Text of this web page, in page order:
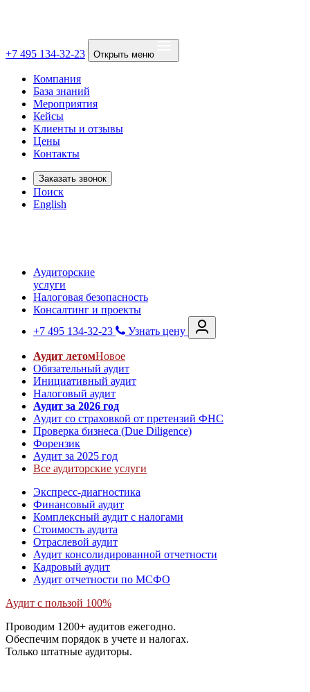
+7 495 134-32-23 Открыть меню
Компания
База знаний
Мероприятия
Кейсы
Клиенты и отзывы
Цены
Контакты
Заказать звонок
Поиск
English
Аудиторские
услуги
Налоговая безопасность
Консалтинг и проекты
+7 495 134-32-23
Узнать цену
Аудит летомНовое
Обязательный аудит
Инициативный аудит
Налоговый аудит
Аудит за 2026 год
Аудит со страховкой от претензий ФНС
Проверка бизнеса (Due Diligence)
Форензик
Аудит за 2025 год
Все аудиторские услуги
Экспресс-диагностика
Финансовый аудит
Комплексный аудит с налогами
Стоимость аудита
Отраслевой аудит
Аудит консолидированной отчетности
Кадровый аудит
Аудит отчетности по МСФО
Аудит с пользой 100%
Проводим 1200+ аудитов ежегодно.
Обеспечим порядок в учете и налогах.
Только штатные аудиторы.